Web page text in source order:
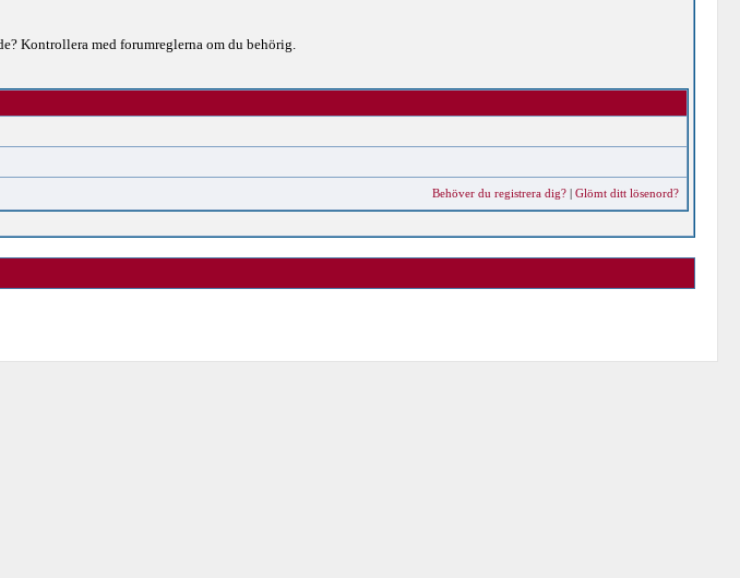
Kontrollera med forumreglerna om du behörig.
Behöver du registrera dig?| Glömt ditt lösenord?